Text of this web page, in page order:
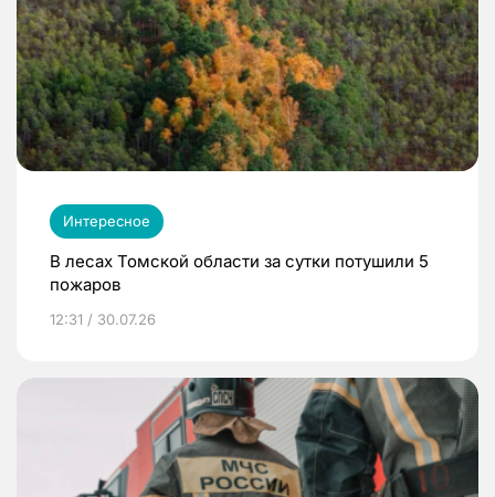
Интересное
В лесах Томской области за сутки потушили 5
пожаров
12:31 / 30.07.26